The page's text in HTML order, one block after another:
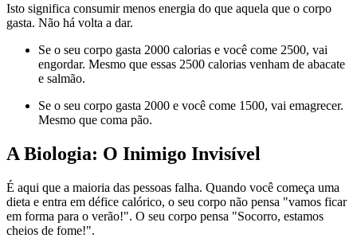
Isto significa consumir menos energia do que aquela que o corpo
gasta. Não há volta a dar.
Se o seu corpo gasta 2000 calorias e você come 2500, vai
engordar. Mesmo que essas 2500 calorias venham de abacate
e salmão.
Se o seu corpo gasta 2000 e você come 1500, vai emagrecer.
Mesmo que coma pão.
A Biologia: O Inimigo Invisível
É aqui que a maioria das pessoas falha. Quando você começa uma
dieta e entra em défice calórico, o seu corpo não pensa "vamos ficar
em forma para o verão!". O seu corpo pensa "Socorro, estamos
cheios de fome!".